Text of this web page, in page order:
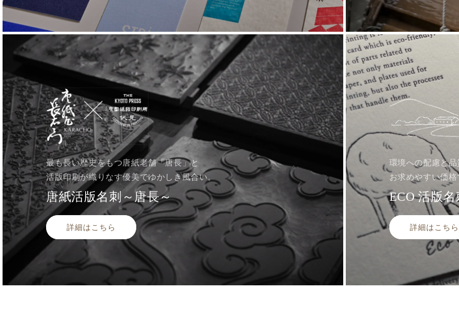
最も長い歴史をもつ唐紙老舗「唐長」と
活版印刷が織りなす優美でゆかしき風合い。
唐紙活版名刺～唐長～
詳細はこちら
環境への配慮と
お求めやすい価
ECO 活版名
詳細はこちら